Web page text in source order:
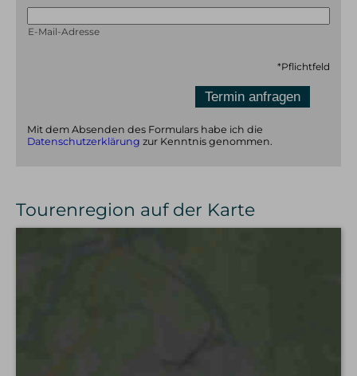
E-Mail-Adresse
*Pflichtfeld
Mit dem Absenden des Formulars habe ich die
Datenschutzerklärung zur Kenntnis genommen.
Tourenregion auf der Karte